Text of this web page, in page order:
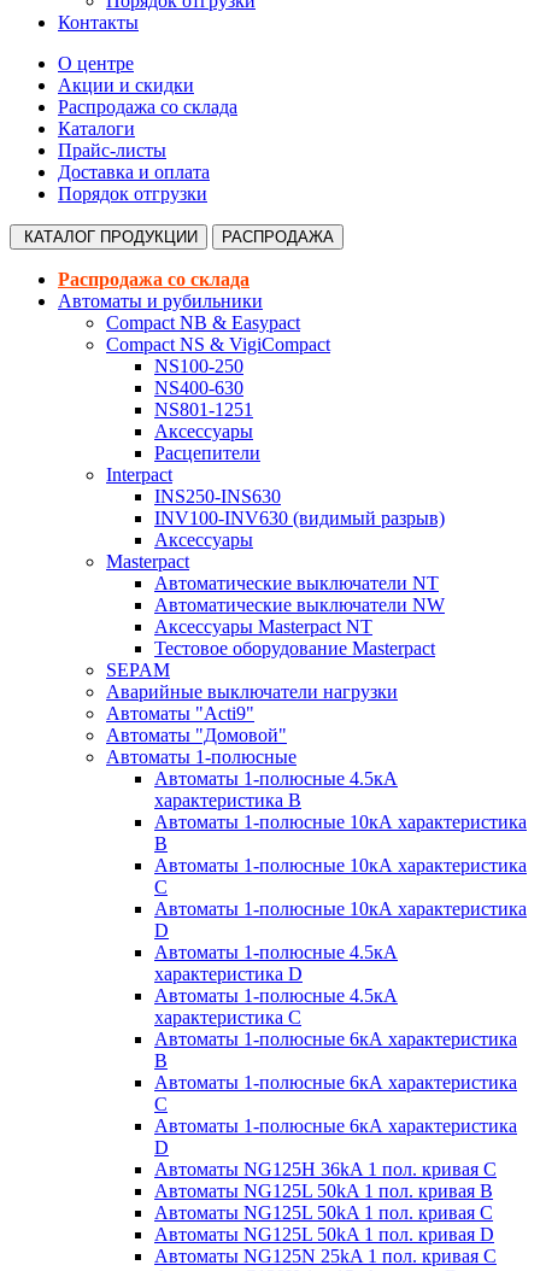
Контакты
О центре
Акции и скидки
Распродажа со склада
Каталоги
Прайс-листы
Доставка и оплата
Порядок отгрузки
КАТАЛОГ ПРОДУКЦИИ РАСПРОДАЖА
Распродажа со склада
Автоматы и рубильники
Compact NB & Easypact
Compact NS & VigiCompact
NS100-250
NS400-630
NS801-1251
Аксессуары
Расцепители
Interpact
INS250-INS630
INV100-INV630 (видимый разрыв)
Аксессуары
Masterpact
Автоматические выключатели NT
Автоматические выключатели NW
Аксессуары Masterpact NT
Тестовое оборудование Masterpact
SEPAM
Аварийные выключатели нагрузки
Автоматы "Acti9"
Автоматы "Домовой"
Автоматы 1-полюсные
Автоматы 1-полюсные 4.5кА
характеристика В
Автоматы 1-полюсные 10кА характеристика
B
Автоматы 1-полюсные 10кА характеристика
C
Автоматы 1-полюсные 10кА характеристика
D
Автоматы 1-полюсные 4.5кА
характеристика D
Автоматы 1-полюсные 4.5кА
характеристика С
Автоматы 1-полюсные 6кА характеристика
B
Автоматы 1-полюсные 6кА характеристика
C
Автоматы 1-полюсные 6кА характеристика
D
Автоматы NG125H 36kA 1 пол. кривая C
Автоматы NG125L 50kA 1 пол. кривая B
Автоматы NG125L 50kA 1 пол. кривая C
Автоматы NG125L 50kA 1 пол. кривая D
Автоматы NG125N 25kA 1 пол. кривая C